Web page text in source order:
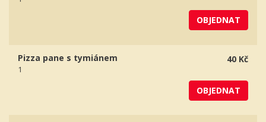
OBJEDNAT
40 Kč
Pizza pane s tymiánem
1
OBJEDNAT